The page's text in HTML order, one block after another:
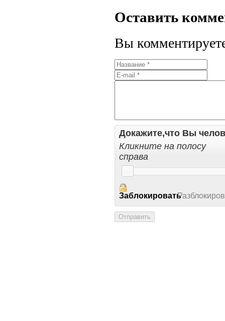
Оставить
Вы
Докажите,что Вы
Кликните на полосу
справа
Заблокировать